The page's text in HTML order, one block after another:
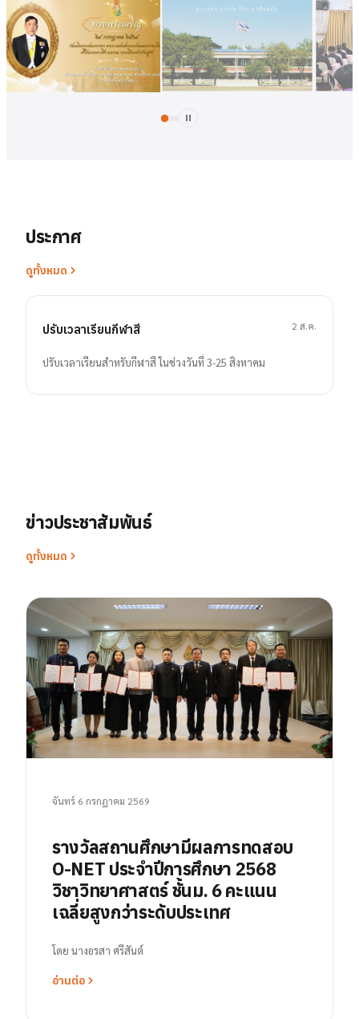
ประกาศ
ดูทั้งหมด
ปรับเวลาเรียนกีฬาสี
ปรับเวลาเรียนสำหรับกีฬาสี ในช่วงวันที่ 3-25 สิงหาคม
2 ส.ค.
ข่าวประชาสัมพันธ์
ดูทั้งหมด
จันทร์ 6 กรกฎาคม 2569
รางวัลสถานศึกษามีผลการทดสอบ
O-NET ประจำปีการศึกษา 2568
วิชาวิทยาศาสตร์ ชั้นม. 6 คะแนน
เฉลี่ยสูงกว่าระดับประเทศ
โดย นางอรสา ศรีสันต์
อ่านต่อ